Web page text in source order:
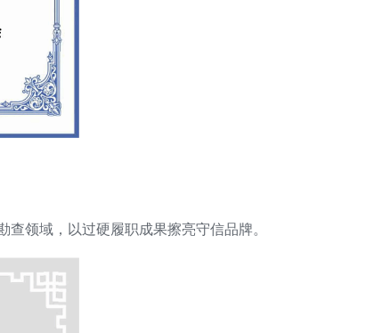
领域，以过硬履职成果擦亮守信品牌。